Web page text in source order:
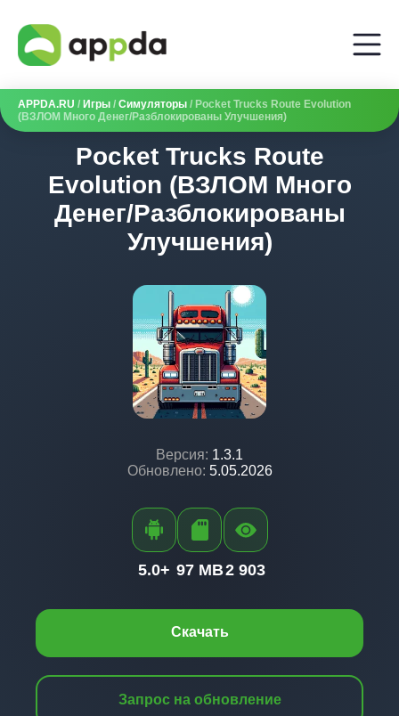
APPDA.RU / Игры / Симуляторы / Pocket Trucks Route Evolution
(ВЗЛОМ Много Денег/Разблокированы Улучшения)
Pocket Trucks Route
Evolution (ВЗЛОМ Много
Денег/Разблокированы
Улучшения)
Версия: 1.3.1
Обновлено: 5.05.2026
Скачать
Запрос на обновление
5.0+ 97 MB2 903